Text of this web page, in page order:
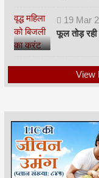
19 Mar
फूल तोड़ रही
View